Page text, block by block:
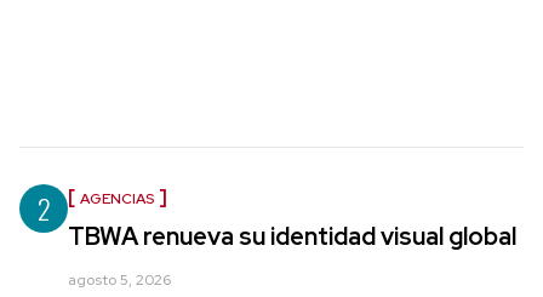
2 AGENCIAS
TBWA renueva su identidad visual global
agosto 5, 2026